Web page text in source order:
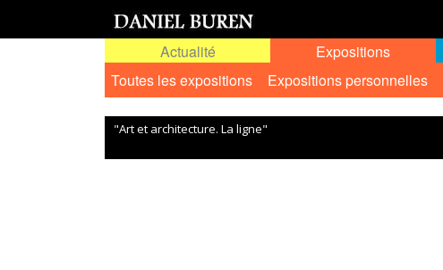
Actualité
Expositions
Toutes les expositions
Expositions personnelles
"Art et architecture. La ligne"